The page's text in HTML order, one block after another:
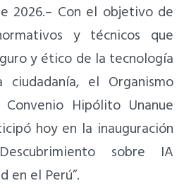
2026.– Con el objetivo de
y técnicos que
y ético de la tecnología
el Organismo
Hipólito Unanue
hoy en la inauguración
sobre IA
en el Perú”.